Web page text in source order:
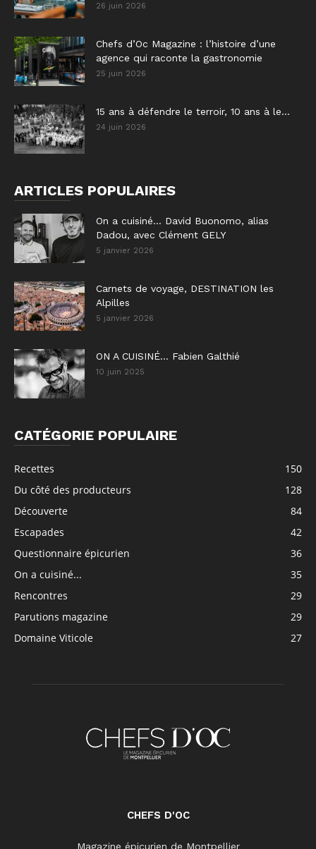
26 juin 2026
Chefs d’Oc Magazine : l’histoire d’une
agence qui raconte la gastronomie
25 juin 2026
15 ans à défendre le terroir, 10 ans à le...
24 juin 2026
ARTICLES POPULAIRES
On a cuisiné… David Buonomo, alias
Dadou, avec Clément GELY
5 janvier 2026
Carnets de voyage, DESTINATION les
Alpilles
5 janvier 2026
ON A CUISINÉ… Fabien Galthié
10 juin 2025
CATÉGORIE POPULAIRE
Recettes
150
Du côté des producteurs
128
Découverte
84
Escapades
42
Questionnaire épicurien
36
On a cuisiné...
35
Rencontres
29
Parutions magazine
29
Domaine Viticole
27
CHEFS D'OC
Magazine épicurien de Montpellier